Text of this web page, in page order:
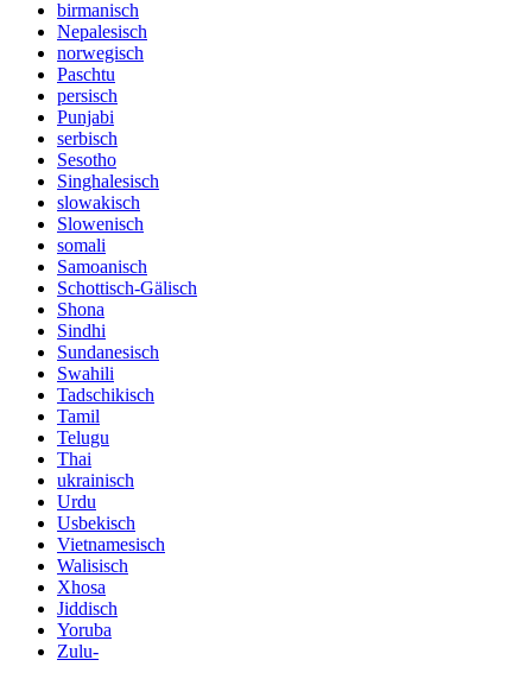
birmanisch
Nepalesisch
norwegisch
Paschtu
persisch
Punjabi
serbisch
Sesotho
Singhalesisch
slowakisch
Slowenisch
somali
Samoanisch
Schottisch-Gälisch
Shona
Sindhi
Sundanesisch
Swahili
Tadschikisch
Tamil
Telugu
Thai
ukrainisch
Urdu
Usbekisch
Vietnamesisch
Walisisch
Xhosa
Jiddisch
Yoruba
Zulu-